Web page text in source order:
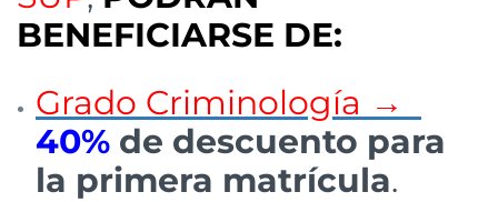
BENEFICIARSE DE:
Grado Criminología →
40% de descuento para
la primera matrícula.